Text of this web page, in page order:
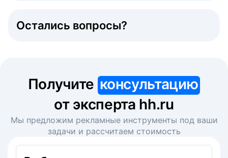
Остались вопросы?
Получите консультацию
от эксперта hh.ru
Мы предложим рекламные инструменты под ваши
задачи и рассчитаем стоимость